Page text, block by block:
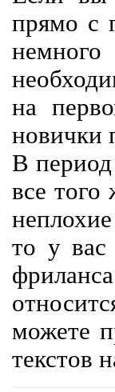
прямо с
на
новички
В
все того
то у вас
можете
текстов